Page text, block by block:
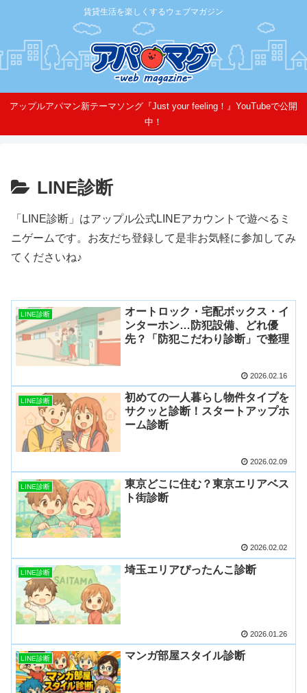
賃貸生活を楽しくするウェブマガジン
アップルアパマン新テーマソング『Just your feeling！』YouTubeで公開
中！
LINE診断
「LINE診断」はアップル公式LINEアカウントで遊べるミ
ニゲームです。お友だち登録して是非お気軽に参加してみ
てくださいね♪
LINE診断
オートロック・宅配ボックス・イ
ンターホン…防犯設備、どれ優
先？「防犯こだわり診断」で整理
2026.02.16
LINE診断
初めての一人暮らし物件タイプを
サクッと診断！スタートアップホ
ーム診断
2026.02.09
LINE診断
東京どこに住む？東京エリアベス
ト街診断
2026.02.02
LINE診断 埼玉エリアぴったんこ診断
2026.01.26
LINE診断 マンガ部屋スタイル診断